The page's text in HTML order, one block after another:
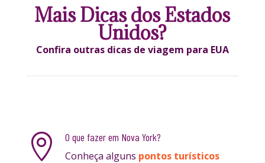
Mais Dicas dos Estados
Unidos?
Confira outras dicas de viagem para EUA

O que fazer em Nova York?
Conheça alguns pontos turísticos